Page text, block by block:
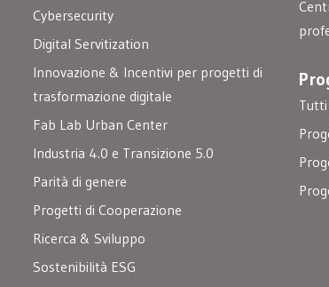
Cybersecurity
Digital Servitization
Innovazione & Incentivi per progetti di
trasformazione digitale
Fab Lab Urban Center
Industria 4.0 e Transizione 5.0
Parità di genere
Progetti di Cooperazione
Ricerca & Sviluppo
Sostenibilità ESG